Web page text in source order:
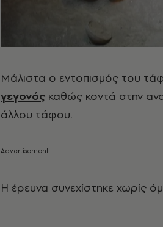
Μάλιστα ο εντοπισμός του
γεγονός καθώς κοντά στην
άλλου τάφου.
Η έρευνα συνεχίστηκε χωρίς